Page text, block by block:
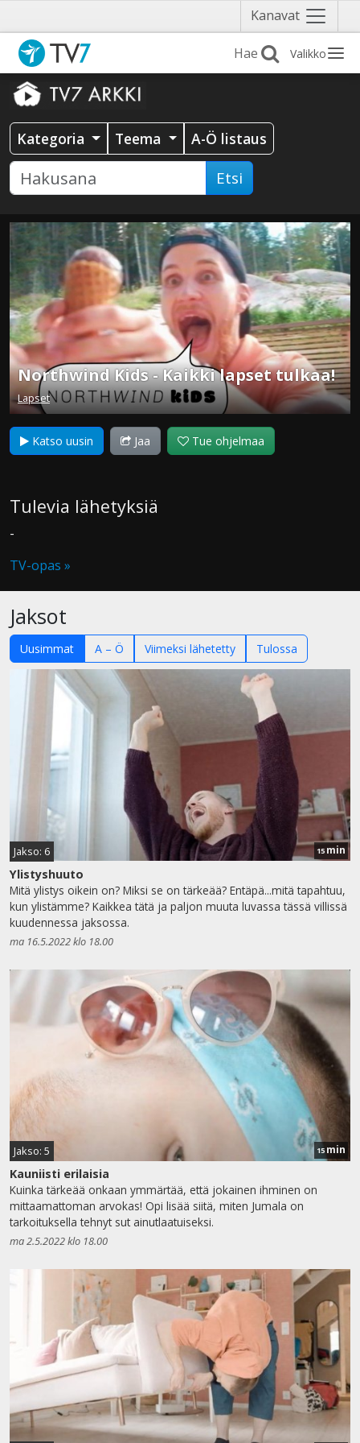
Kanavat Näytä
valikko
Valikko
Kategoria Teema A-Ö listaus
Etsi
Northwind Kids - Kaikki lapset tulkaa!
Lapset
Katso uusin Jaa Tue ohjelmaa
Tulevia lähetyksiä
-
TV-opas »
Jaksot
Uusimmat A – Ö Viimeksi lähetetty Tulossa
Jakso: 6 15 min
Ylistyshuuto
Mitä ylistys oikein on? Miksi se on tärkeää? Entäpä...mitä tapahtuu,
kun ylistämme? Kaikkea tätä ja paljon muuta luvassa tässä villissä
kuudennessa jaksossa.
ma 16.5.2022 klo 18.00
Jakso: 5 15min
Kauniisti erilaisia
Kuinka tärkeää onkaan ymmärtää, että jokainen ihminen on
mittaamattoman arvokas! Opi lisää siitä, miten Jumala on
tarkoituksella tehnyt sut ainutlaatuiseksi.
ma 2.5.2022 klo 18.00